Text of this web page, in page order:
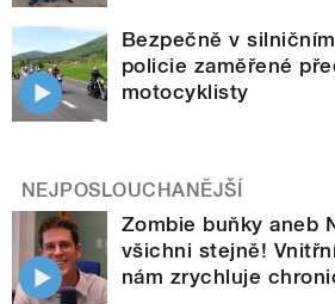
Bezpečně v
policie zaměřené
motocyklisty
NEJPOSLOUCHANĚJŠÍ
Zombie buňky aneb
všichni stejně!
nám zrychluje